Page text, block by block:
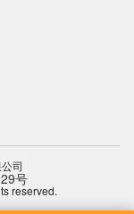
司
号
reserved.